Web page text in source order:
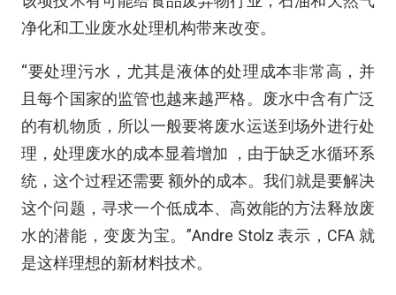
净化和工业废水处理机构带来改变。
“要处理污水，尤其是液体的处理成本非常高，并
且每个国家的监管也越来越严格。废水中含有广泛
的有机物质，所以一般要将废水运送到场外进行处
理，处理废水的成本显着增加 ，由于缺乏水循环系
统，这个过程还需要 额外的成本。我们就是要解决
这个问题，寻求一个低成本、高效能的方法释放废
水的潜能，变废为宝。”Andre Stolz 表示，CFA 就
是这样理想的新材料技术。